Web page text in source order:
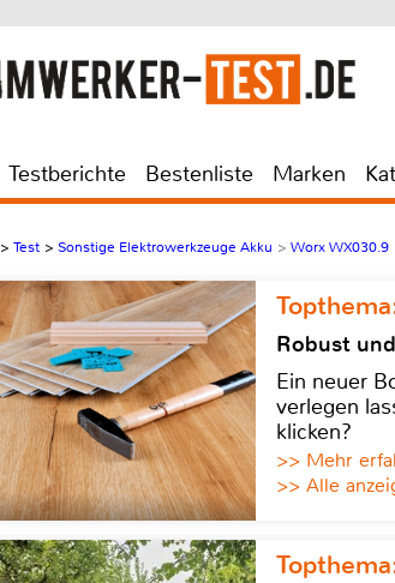
Testberichte Bestenliste Marken
> Test > Sonstige Elektrowerkzeuge Akku > Worx WX030.9
Robust
Ein neuer
verlegen
klicken?
>> Mehr
>> Alle